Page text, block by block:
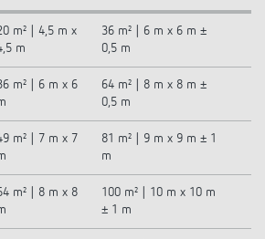
m² | 4,5 m x
m
36 m² | 6 m x 6 m ±
0,5 m
m² | 6 m x 6
64 m² | 8 m x 8 m ±
0,5 m
m² | 7 m x 7
81 m² | 9 m x 9 m ± 1
m
m² | 8 m x 8
100 m² | 10 m x 10 m
± 1 m